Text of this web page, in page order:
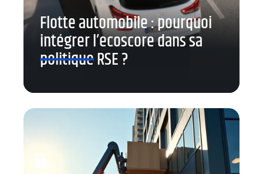
Flotte automobile : pourquoi
intégrer l’ecoscore dans sa
politique RSE ?